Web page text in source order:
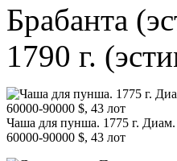
Брабанта
1790 г.
Чаша для пунша. 1775 г.
60000-90000 $, 43 лот